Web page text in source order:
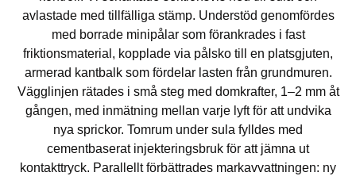
avlastade med tillfälliga stämp. Understöd genomfördes
med borrade minipålar som förankrades i fast
friktionsmaterial, kopplade via pålsko till en platsgjuten,
armerad kantbalk som fördelar lasten från grundmuren.
Vägglinjen rätades i små steg med domkrafter, 1–2 mm åt
gången, med inmätning mellan varje lyft för att undvika
nya sprickor. Tomrum under sula fylldes med
cementbaserat injekteringsbruk för att jämna ut
kontakttryck. Parallellt förbättrades markavvattningen: ny